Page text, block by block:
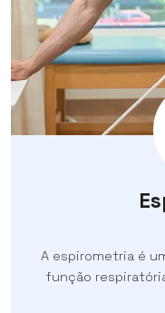
A espirometria é
função